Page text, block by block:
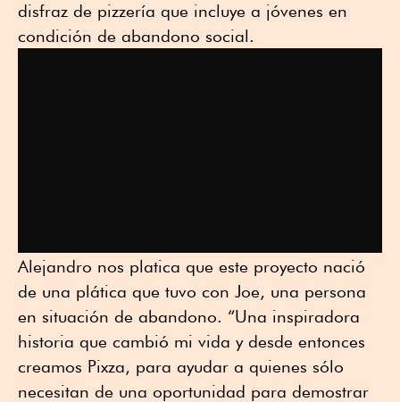
disfraz de pizzería que incluye a jóvenes en
condición de abandono social.
Alejandro nos platica que este proyecto nació
de una plática que tuvo con Joe, una persona
en situación de abandono. “Una inspiradora
historia que cambió mi vida y desde entonces
creamos Pixza, para ayudar a quienes sólo
necesitan de una oportunidad para demostrar